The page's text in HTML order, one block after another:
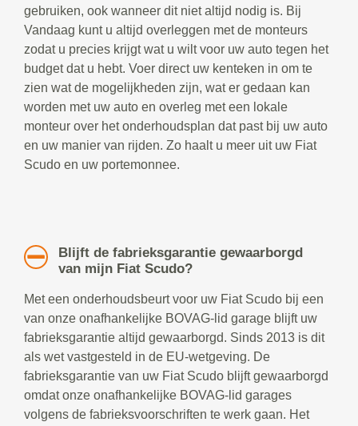
gebruiken, ook wanneer dit niet altijd nodig is. Bij
Vandaag kunt u altijd overleggen met de monteurs
zodat u precies krijgt wat u wilt voor uw auto tegen het
budget dat u hebt. Voer direct uw kenteken in om te
zien wat de mogelijkheden zijn, wat er gedaan kan
worden met uw auto en overleg met een lokale
monteur over het onderhoudsplan dat past bij uw auto
en uw manier van rijden. Zo haalt u meer uit uw Fiat
Scudo en uw portemonnee.
Blijft de fabrieksgarantie gewaarborgd
van mijn Fiat Scudo?
Met een onderhoudsbeurt voor uw Fiat Scudo bij een
van onze onafhankelijke BOVAG-lid garage blijft uw
fabrieksgarantie altijd gewaarborgd. Sinds 2013 is dit
als wet vastgesteld in de EU-wetgeving. De
fabrieksgarantie van uw Fiat Scudo blijft gewaarborgd
omdat onze onafhankelijke BOVAG-lid garages
volgens de fabrieksvoorschriften te werk gaan. Het